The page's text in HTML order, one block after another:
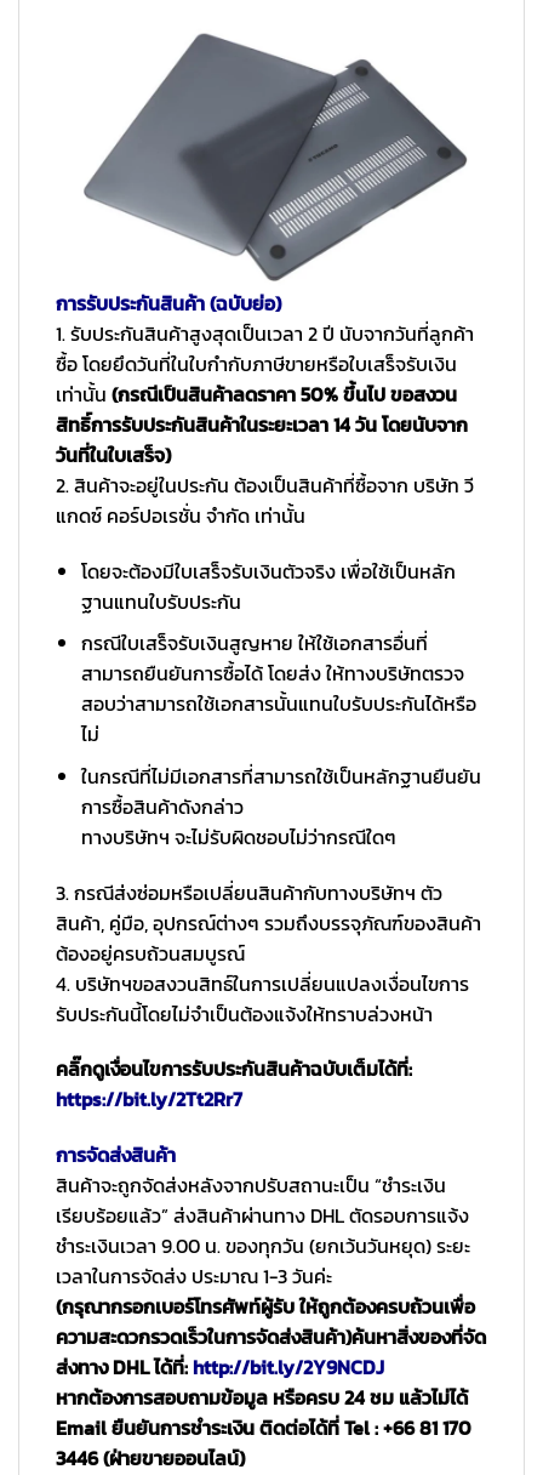
การรับประกันสินค้า (ฉบับย่อ)
1. รับประกันสินค้าสูงสุดเป็นเวลา 2 ปี นับจากวันที่ลูกค้า
ซื้อ โดยยึดวันที่ในใบกำกับภาษีขายหรือใบเสร็จรับเงิน
เท่านั้น (กรณีเป็นสินค้าลดราคา 50% ขึ้นไป ขอสงวน
สิทธิ์การรับประกันสินค้าในระยะเวลา 14 วัน โดยนับจาก
วันที่ในใบเสร็จ)
2. สินค้าจะอยู่ในประกัน ต้องเป็นสินค้าที่ซื้อจาก บริษัท วี
แกดซ์ คอร์ปอเรชั่น จำกัด เท่านั้น
โดยจะต้องมีใบเสร็จรับเงินตัวจริง เพื่อใช้เป็นหลัก
ฐานแทนใบรับประกัน
กรณีใบเสร็จรับเงินสูญหาย ให้ใช้เอกสารอื่นที่
สามารถยืนยันการซื้อได้ โดยส่ง ให้ทางบริษัทตรวจ
สอบว่าสามารถใช้เอกสารนั้นแทนใบรับประกันได้หรือ
ไม่
ในกรณีที่ไม่มีเอกสารที่สามารถใช้เป็นหลักฐานยืนยัน
การซื้อสินค้าดังกล่าว
ทางบริษัทฯ จะไม่รับผิดชอบไม่ว่ากรณีใดๆ
3. กรณีส่งซ่อมหรือเปลี่ยนสินค้ากับทางบริษัทฯ ตัว
สินค้า, คู่มือ, อุปกรณ์ต่างๆ รวมถึงบรรจุภัณฑ์ของสินค้า
ต้องอยู่ครบถ้วนสมบูรณ์
4. บริษัทฯขอสงวนสิทธ์ในการเปลี่ยนแปลงเงื่อนไขการ
รับประกันนี้โดยไม่จำเป็นต้องแจ้งให้ทราบล่วงหน้า
คลิ๊กดูเงื่อนไขการรับประกันสินค้าฉบับเต็มได้ที่:
https://bit.ly/2Tt2Rr7
การจัดส่งสินค้า
สินค้าจะถูกจัดส่งหลังจากปรับสถานะเป็น “ชำระเงิน
เรียบร้อยแล้ว” ส่งสินค้าผ่านทาง DHL ตัดรอบการแจ้ง
ชำระเงินเวลา 9.00 น. ของทุกวัน (ยกเว้นวันหยุด) ระยะ
เวลาในการจัดส่ง ประมาณ 1-3 วันค่ะ
(กรุณากรอกเบอร์โทรศัพท์ผู้รับ ให้ถูกต้องครบถ้วนเพื่อ
ความสะดวกรวดเร็วในการจัดส่งสินค้า)ค้นหาสิ่งของที่จัด
ส่งทาง DHL ได้ที่:http://bit.ly/2Y9NCDJ
หากต้องการสอบถามข้อมูล หรือครบ 24 ชม แล้วไม่ได้
Email ยืนยันการชำระเงิน ติดต่อได้ที่ Tel : +66 81 170
3446 (ฝ่ายขายออนไลน์)